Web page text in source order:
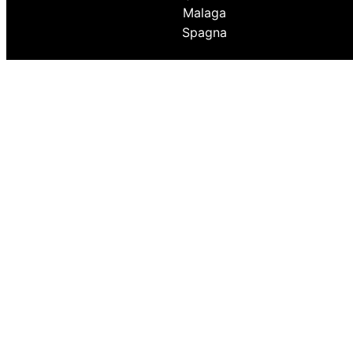
Malaga
Spagna